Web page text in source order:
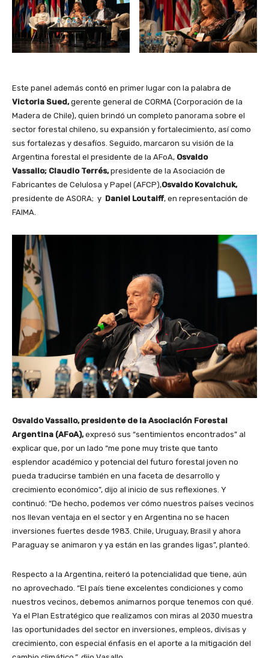
Este panel además contó en primer lugar con la palabra de
Victoria Sued,gerente general de CORMA (Corporación de la
Madera de Chile), quien brindó un completo panorama sobre el
sector forestal chileno, su expansión y fortalecimiento, así como
sus fortalezas y desafíos. Seguido, marcaron su visión de la
Argentina forestal el presidente de la AFoA, Osvaldo
Vassallo; Claudio Terrés,presidente de la Asociación de
Fabricantes de Celulosa y Papel (AFCP),Osvaldo Kovalchuk,
presidente de ASORA; y Daniel Loutaiff, en representación de
FAIMA.
Osvaldo Vassallo, presidente de la Asociación Forestal
Argentina (AFoA),expresó sus “sentimientos encontrados” al
explicar que, por un lado “me pone muy triste que tanto
esplendor académico y potencial del futuro forestal joven no
pueda traducirse también en una faceta de desarrollo y
crecimiento económico”, dijo al inicio de sus reflexiones. Y
continuó: “De hecho, podemos ver cómo nuestros países vecinos
nos llevan ventaja en el sector y en Argentina no se hacen
inversiones fuertes desde 1983. Chile, Uruguay, Brasil y ahora
Paraguay se animaron y ya están en las grandes ligas”, planteó.
Respecto a la Argentina, reiteró la potencialidad que tiene, aún
no aprovechado. “El país tiene excelentes condiciones y como
nuestros vecinos, debemos animarnos porque tenemos con qué.
Ya el Plan Estratégico que realizamos con miras al 2030 muestra
las oportunidades del sector en inversiones, empleos, divisas y
crecimiento, con especial énfasis en el aporte a la mitigación del